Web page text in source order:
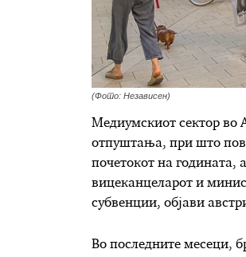
(Фото: Независен)
Медиумскиот сектор во
отпуштања, при што
почетокот на годината,
вицеканцеларот и
субвенции, објави
Во последните месеци,